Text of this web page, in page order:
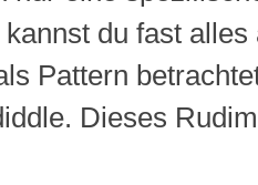
du fast
Pattern
Dieses